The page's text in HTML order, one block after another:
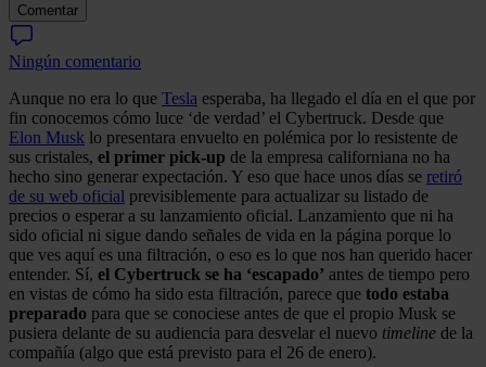
Comentar
Ningún comentario
Aunque no era lo que Tesla esperaba, ha llegado el día en el que por
fin conocemos cómo luce ‘de verdad’ el Cybertruck. Desde que
Elon Musk lo presentara envuelto en polémica por lo resistente de
sus cristales, el primer pick-up de la empresa californiana no ha
hecho sino generar expectación. Y eso que hace unos días se retiró
de su web oficial previsiblemente para actualizar su listado de
precios o esperar a su lanzamiento oficial. Lanzamiento que ni ha
sido oficial ni sigue dando señales de vida en la página porque lo
que ves aquí es una filtración, o eso es lo que nos han querido hacer
entender. Sí, el Cybertruck se ha ‘escapado’ antes de tiempo pero
en vistas de cómo ha sido esta filtración, parece que todo estaba
preparado para que se conociese antes de que el propio Musk se
pusiera delante de su audiencia para desvelar el nuevo timeline de la
compañía (algo que está previsto para el 26 de enero).